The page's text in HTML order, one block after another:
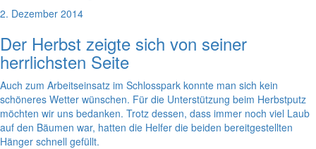
2. Dezember 2014
Der Herbst zeigte sich von seiner
herrlichsten Seite
Auch zum Arbeitseinsatz im Schlosspark konnte man sich kein
schöneres Wetter wünschen. Für die Unterstützung beim Herbstputz
möchten wir uns bedanken. Trotz dessen, dass immer noch viel Laub
auf den Bäumen war, hatten die Helfer die beiden bereitgestellten
Hänger schnell gefüllt.